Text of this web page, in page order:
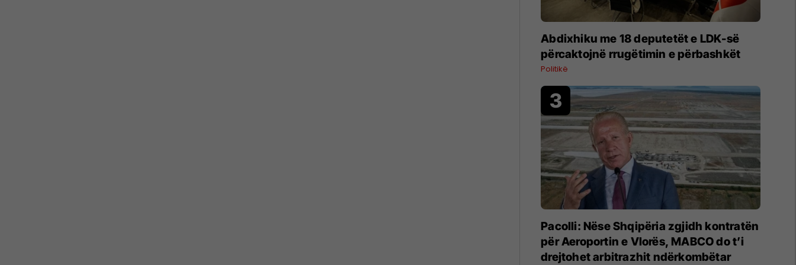
Abdixhiku me 18 deputetët e LDK-së
përcaktojnë rrugëtimin e përbashkët
Politikë
Pacolli: Nëse Shqipëria zgjidh kontratën
për Aeroportin e Vlorës, MABCO do t’i
drejtohet arbitrazhit ndërkombëtar